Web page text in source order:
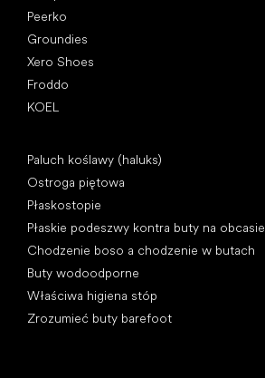
Peerko
Groundies
Xero Shoes
Froddo
KOEL
Paluch koślawy (haluks)
Ostroga piętowa
Płaskostopie
Płaskie podeszwy kontra buty na obcasie
Chodzenie boso a chodzenie w butach
Buty wodoodporne
Właściwa higiena stóp
Zrozumieć buty barefoot